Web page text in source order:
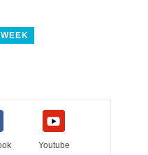
Youtube